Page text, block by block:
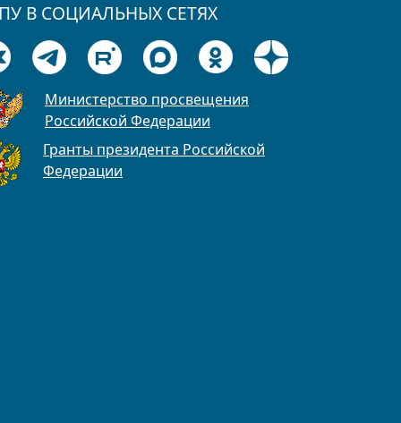
В СОЦИАЛЬНЫХ СЕТЯХ
Министерство просвещения
Российской Федерации
Гранты президента Российской
Федерации